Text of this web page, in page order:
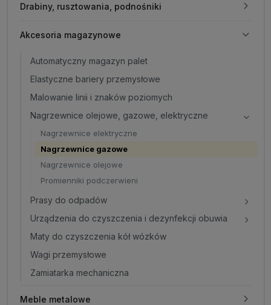
Drabiny, rusztowania, podnośniki
Akcesoria magazynowe
Automatyczny magazyn palet
Elastyczne bariery przemysłowe
Malowanie linii i znaków poziomych
Nagrzewnice olejowe, gazowe, elektryczne
Nagrzewnice elektryczne
Nagrzewnice gazowe
Nagrzewnice olejowe
Promienniki podczerwieni
Prasy do odpadów
Urządzenia do czyszczenia i dezynfekcji obuwia
Maty do czyszczenia kół wózków
Wagi przemysłowe
Zamiatarka mechaniczna
Meble metalowe